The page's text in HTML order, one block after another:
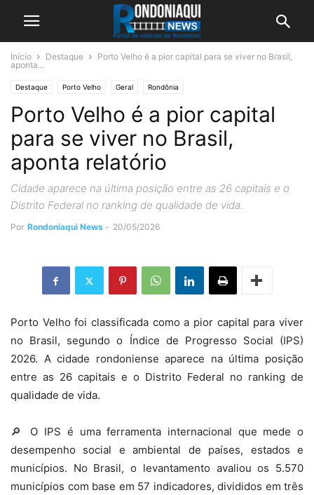
Início Destaque
Porto Velho é a pior capital para se viver no Brasil,
aponta...
Destaque Porto Velho Geral Rondônia
Porto Velho é a pior capital
para se viver no Brasil,
aponta relatório
Cidade aparece na última posição entre as 26 capitais e o
Distrito Federal no ranking de qualidade de vida.
Por Rondoniaqui News - 20/05/2026
Porto Velho foi classificada como a pior capital para viver
no Brasil, segundo o Índice de Progresso Social (IPS)
2026. A cidade rondoniense aparece na última posição
entre as 26 capitais e o Distrito Federal no ranking de
qualidade de vida.
🔎 O IPS é uma ferramenta internacional que mede o
desempenho social e ambiental de países, estados e
municípios. No Brasil, o levantamento avaliou os 5.570
municípios com base em 57 indicadores, divididos em três